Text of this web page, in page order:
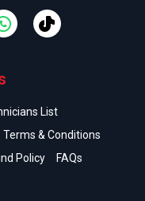
List
Terms & Conditions
Policy FAQs